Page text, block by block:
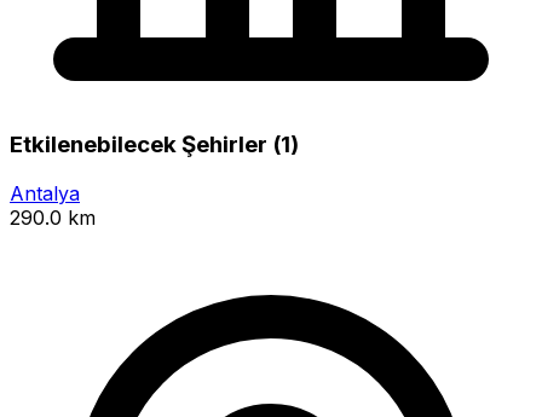
Etkilenebilecek Şehirler (1)
Antalya
290.0 km